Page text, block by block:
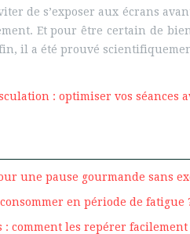
de s’exposer aux écrans
Et pour être certain de
il a été prouvé
: optimiser vos séances
une pause gourmande sans
en période de fatigue
: comment les repérer facilement